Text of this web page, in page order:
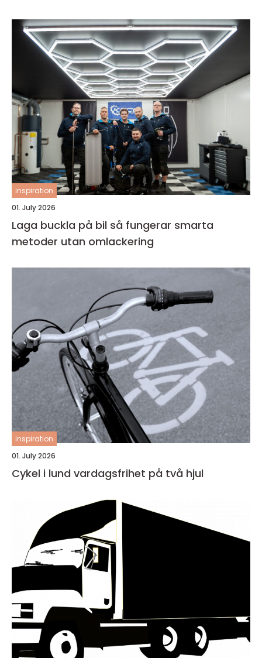
inspiration
01. July 2026
Laga buckla på bil så fungerar smarta
metoder utan omlackering
inspiration
01. July 2026
Cykel i lund vardagsfrihet på två hjul